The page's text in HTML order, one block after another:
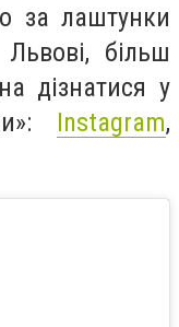
за лаштунки
більш
дізнатися у
Instagram,